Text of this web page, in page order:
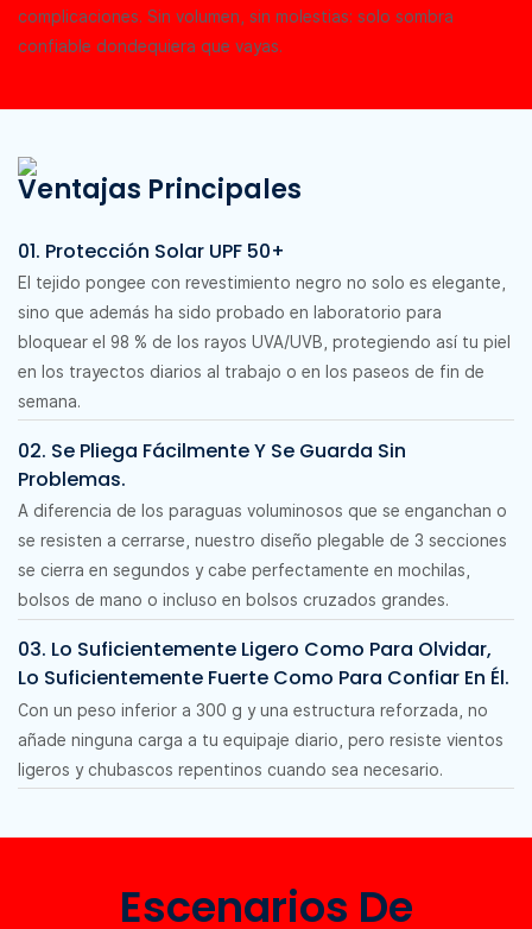
complicaciones. Sin volumen, sin molestias: solo sombra
confiable dondequiera que vayas.
Ventajas Principales
01. Protección Solar UPF 50+
El tejido pongee con revestimiento negro no solo es elegante,
sino que además ha sido probado en laboratorio para
bloquear el 98 % de los rayos UVA/UVB, protegiendo así tu piel
en los trayectos diarios al trabajo o en los paseos de fin de
semana.
02. Se Pliega Fácilmente Y Se Guarda Sin
Problemas.
A diferencia de los paraguas voluminosos que se enganchan o
se resisten a cerrarse, nuestro diseño plegable de 3 secciones
se cierra en segundos y cabe perfectamente en mochilas,
bolsos de mano o incluso en bolsos cruzados grandes.
03. Lo Suficientemente Ligero Como Para Olvidar,
Lo Suficientemente Fuerte Como Para Confiar En Él.
Con un peso inferior a 300 g y una estructura reforzada, no
añade ninguna carga a tu equipaje diario, pero resiste vientos
ligeros y chubascos repentinos cuando sea necesario.
Escenarios De